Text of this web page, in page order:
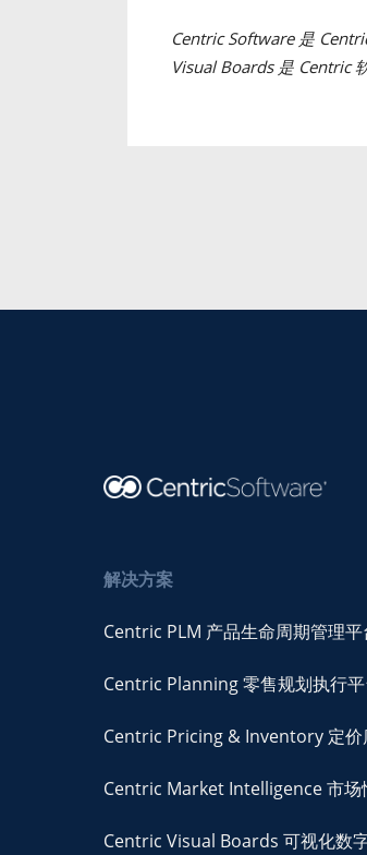
Centric Software 是
Visual Boards 是 Centric
解决方案
Centric PLM 产品生命周期管理平
Centric Planning 零售规划执行平
Centric Pricing & Inventory 定价
Centric Market Intelligence 市场
Centric Visual Boards 可视化数